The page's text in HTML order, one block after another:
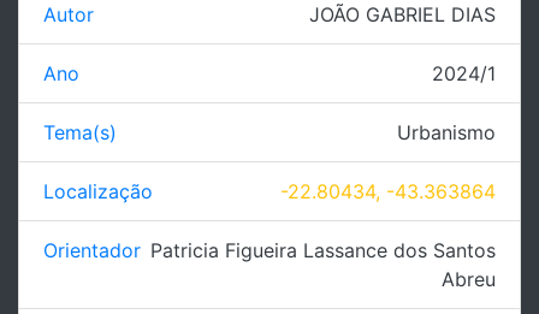
Autor JOÃO GABRIEL DIAS
Ano 2024/1
Tema(s) Urbanismo
Localização -22.80434, -43.363864
Orientador Patricia Figueira Lassance dos Santos
Abreu